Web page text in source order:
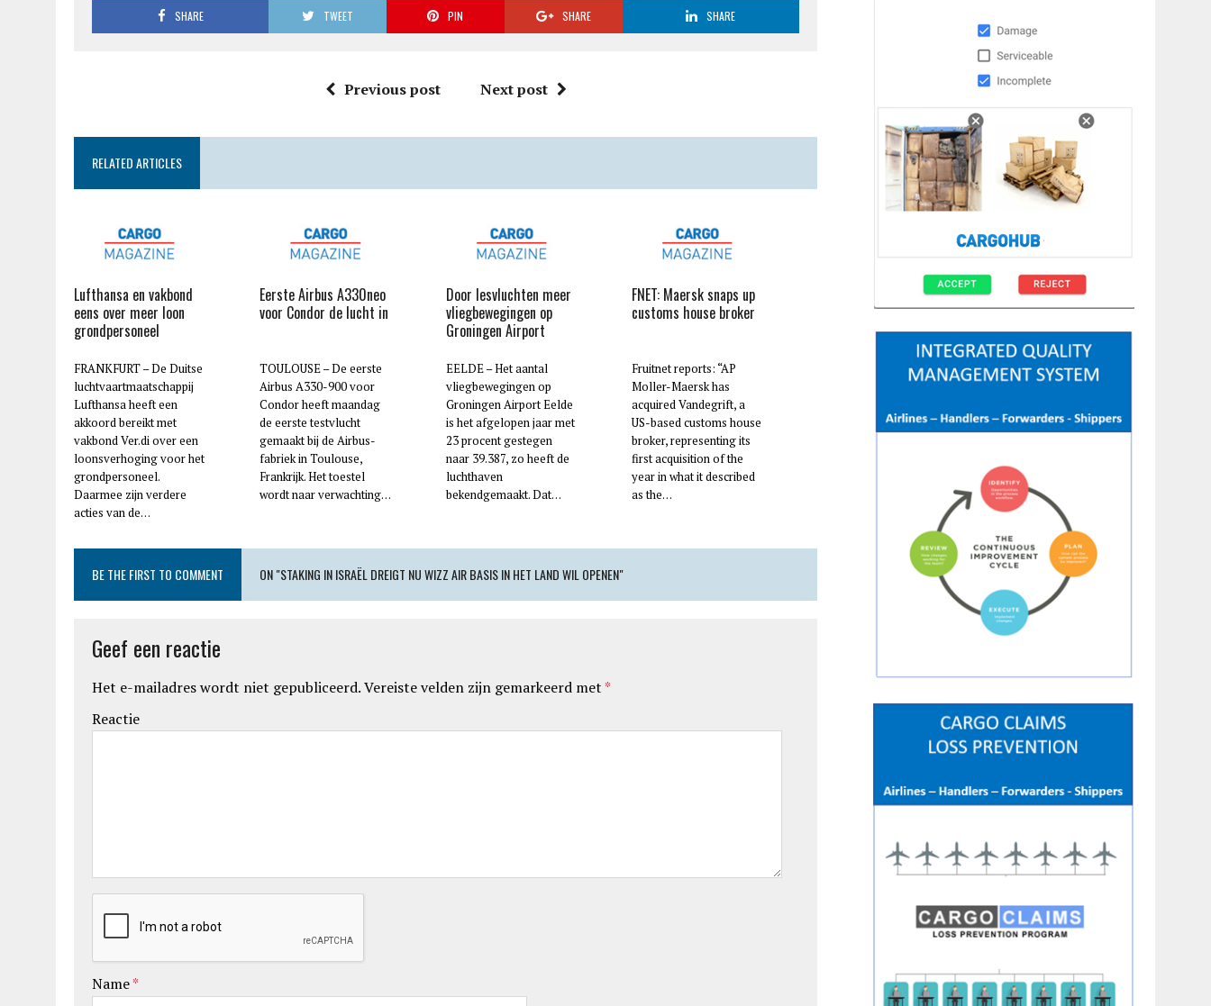
SHARE TWEET PIN SHARE SHARE
Previous post Next post
RELATED ARTICLES
Lufthansa en vakbond
eens over meer loon
grondpersoneel
FRANKFURT – De Duitse
luchtvaartmaatschappij
Lufthansa heeft een
akkoord bereikt met
vakbond Ver.di over een
loonsverhoging voor het
grondpersoneel.
Daarmee zijn verdere
acties van de…
Eerste Airbus A330neo
voor Condor de lucht in
TOULOUSE – De eerste
Airbus A330-900 voor
Condor heeft maandag
de eerste testvlucht
gemaakt bij de Airbus-
fabriek in Toulouse,
Frankrijk. Het toestel
wordt naar verwachting…
Door lesvluchten meer
vliegbewegingen op
Groningen Airport
EELDE – Het aantal
vliegbewegingen op
Groningen Airport Eelde
is het afgelopen jaar met
23 procent gestegen
naar 39.387, zo heeft de
luchthaven
bekendgemaakt. Dat…
FNET: Maersk snaps up
customs house broker
Fruitnet reports: “AP
Moller-Maersk has
acquired Vandegrift, a
US-based customs house
broker, representing its
first acquisition of the
year in what it described
as the…
BE THE FIRST TO COMMENT ON "STAKING IN ISRAËL DREIGT NU WIZZ AIR BASIS IN HET LAND WIL OPENEN"
Geef een reactie
Het e-mailadres wordt niet gepubliceerd.Vereiste velden zijn gemarkeerd met *
Reactie
Name*